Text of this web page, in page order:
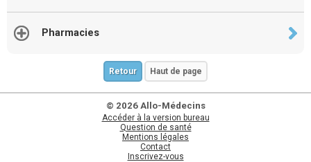
Pharmacies
Retour Haut de page
© 2026 Allo-Médecins
Accéder à la version bureau
Question de santé
Mentions légales
Contact
Inscrivez-vous